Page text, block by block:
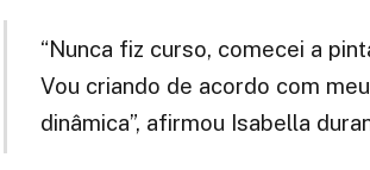
“Nunca fiz curso, comecei a
Vou criando de acordo com
dinâmica”, afirmou Isabella